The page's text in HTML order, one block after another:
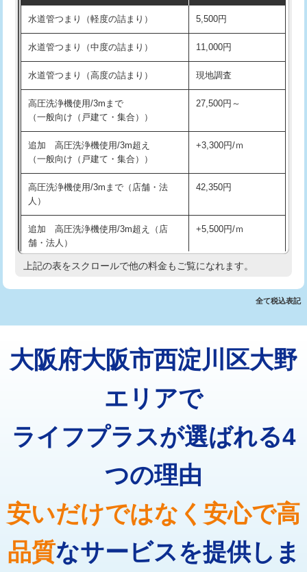
洗面台設置 38,500円
化粧台設置 22,000円
追加人工 16,500円
廃棄・処分 現場見積
※給水管工事は20mmまでの価格です。
交換・取付(排水栓・排水トラップ
22,000円+材料費
持込商品取付（混合水栓）
持込商品取付（浄水器・分岐水栓） 16,500円
業）
排水管工事（追加 排水管工事/3ｍ超
え）
マス交換（土の掘削・埋め戻し作業） 11,000円~
マス交換（深さ50㎝以上） 66,000円
コンクリート斫り（厚さ10㎝超え） 38,500円
モルタル補修（厚さ10㎝まで） 27,500円
16,500円
廃棄・処分 現場見積
水道管つまり（軽度の詰まり） 5,500円
水道管つまり（中度の詰まり） 11,000円
水道管つまり（高度の詰まり） 現地調査
高圧洗浄機使用/3mまで
（一般向け（戸建て・集合））
27,500円～
追加 高圧洗浄機使用/3m超え
（一般向け（戸建て・集合））
+3,300円/ｍ
高圧洗浄機使用/3mまで（店舗・法
人）
42,350円
追加 高圧洗浄機使用/3m超え（店
舗・法人）
+5,500円/ｍ
高度高圧洗浄換 現地調査
トーラー機使用/3mまで 33,000円
追加トーラー機使用/3m超え +3,300円
8,800円
止水・漏水調査・防水処理・清掃・修
11,000円
止水・漏水調査・防水処理・清掃・修
22,000円
止水・漏水調査・防水処理・清掃・修
理・調整・分解・加工など（重作業）
33,000円
その他部品の脱着 8,800円～
上記の表をスクロールで他の料金もご覧になれます。
全て税込表記
大阪府大阪市西淀川区大野
エリアで
ライフプラスが選ばれる4
つの理由
安いだけではなく安心で高
品質なサービスを提供しま